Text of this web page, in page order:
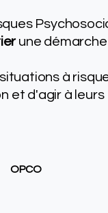
une
à
et d'agir à leurs
OPCO